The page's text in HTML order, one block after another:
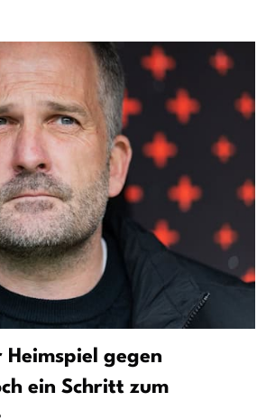
gegen
ein Schritt zum